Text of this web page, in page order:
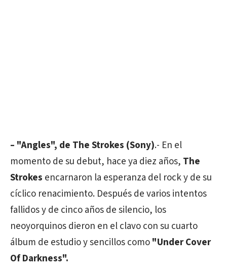
– "Angles", de The Strokes (Sony).- En el
momento de su debut, hace ya diez años, The
Strokes encarnaron la esperanza del rock y de su
cíclico renacimiento. Después de varios intentos
fallidos y de cinco años de silencio, los
neoyorquinos dieron en el clavo con su cuarto
álbum de estudio y sencillos como"Under Cover
Of Darkness".